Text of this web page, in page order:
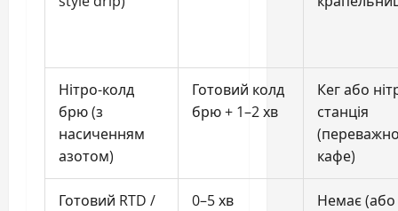
Нітро-колд
брю (з
насиченням
азотом)
Готовий колд
брю + 1–2 хв
Кег або
станція
кафе)
Готовий RTD / 0–5 хв Немає (або